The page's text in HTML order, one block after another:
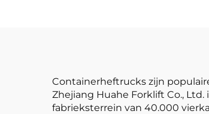
Containerheftrucks zijn
Zhejiang Huahe Forklift Co.,
fabrieksterrein van 40.000